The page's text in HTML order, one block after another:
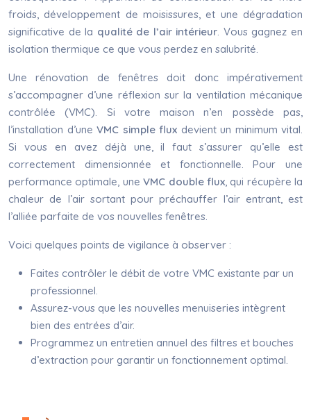
froids, développement de moisissures, et une dégradation
significative de la qualité de l’air intérieur. Vous gagnez en
isolation thermique ce que vous perdez en salubrité.
Une rénovation de fenêtres doit donc impérativement
s’accompagner d’une réflexion sur la ventilation mécanique
contrôlée (VMC). Si votre maison n’en possède pas,
l’installation d’une VMC simple flux devient un minimum vital.
Si vous en avez déjà une, il faut s’assurer qu’elle est
correctement dimensionnée et fonctionnelle. Pour une
performance optimale, uneVMC double flux, qui récupère la
chaleur de l’air sortant pour préchauffer l’air entrant, est
l’alliée parfaite de vos nouvelles fenêtres.
Voici quelques points de vigilance à observer :
Faites contrôler le débit de votre VMC existante par un
professionnel.
Assurez-vous que les nouvelles menuiseries intègrent
bien des entrées d’air.
Programmez un entretien annuel des filtres et bouches
d’extraction pour garantir un fonctionnement optimal.